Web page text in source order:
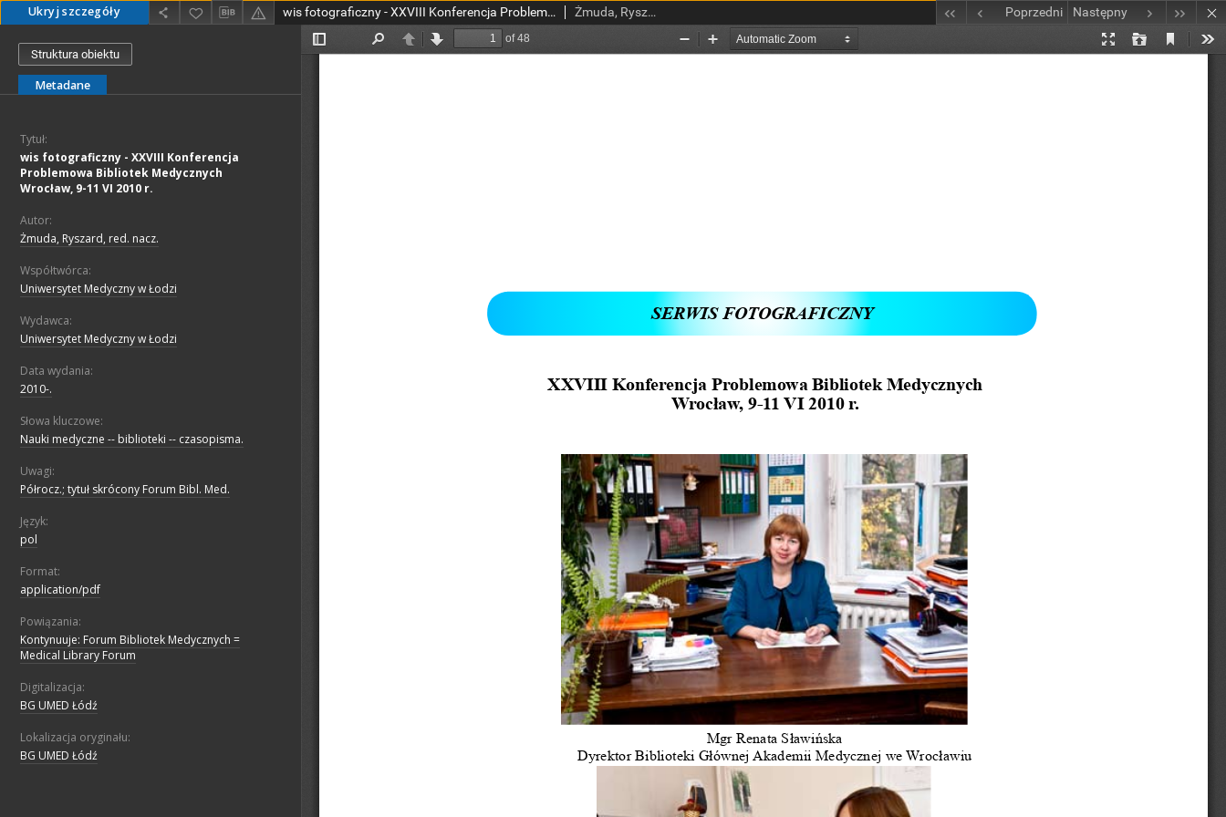
Ukryj szczegóły wis fotograficzny - XXVIII Konferencja Problemowa Bibliotek Medycznych Wrocław, 9-11 VI 2010 r. Żmuda, Ryszard, red. nacz. Poprzedni Następny
Struktura obiektu
Metadane
Tytuł:
wis fotograficzny - XXVIII Konferencja
Problemowa Bibliotek Medycznych
Wrocław, 9-11 VI 2010 r.
Autor:
Żmuda, Ryszard, red. nacz.
Współtwórca:
Uniwersytet Medyczny w Łodzi
Wydawca:
Uniwersytet Medyczny w Łodzi
Data wydania:
2010-.
Słowa kluczowe:
Nauki medyczne -- biblioteki -- czasopisma.
Uwagi:
Półrocz.; tytuł skrócony Forum Bibl. Med.
Język:
pol
Format:
application/pdf
Powiązania:
Kontynuuje: Forum Bibliotek Medycznych =
Medical Library Forum
Digitalizacja:
BG UMED Łódź
Lokalizacja oryginału:
BG UMED Łódź